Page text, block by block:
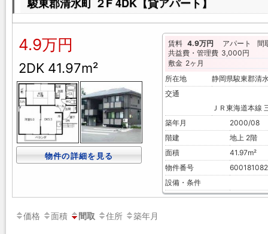
4.9万円
2DK 41.97m²
物件の詳細を見る
賃料 4.9万円 アパート
間
共益費・管理費 3,000円
敷金 2ヶ月
所在地
静岡県駿東郡
交通
ＪＲ東海道本線
築年月
2000/08
階建
地上 2階
面積
41.97m²
物件番号
設備・条件
価格 面積 間取 住所 築年月